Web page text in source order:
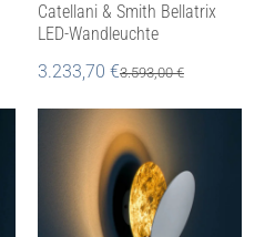
Catellani & Smith Bellatrix
LED-Wandleuchte
3.233,70 €3.593,00€